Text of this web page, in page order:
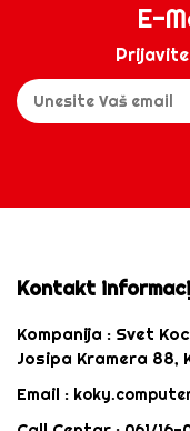
E-
Prijavite
Kontakt
Kompanija : Svet
Josipa Kramera 88,
Email :